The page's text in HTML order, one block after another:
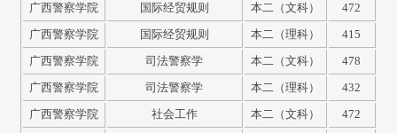
广西警察学院
国际经贸规则 本二（文科）
472
广西警察学院
国际经贸规则 本二（理科）
415
广西警察学院
司法警察学 本二（文科）
478
广西警察学院
司法警察学 本二（理科）
432
广西警察学院
社会工作 本二（文科）
472